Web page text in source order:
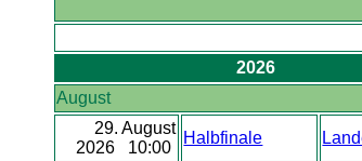
2026
August
29. August
2026 10:00
Halbfinale